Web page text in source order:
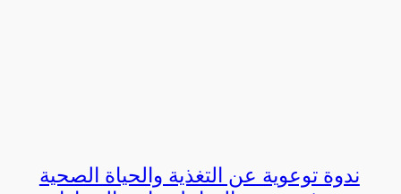
ندوة توعوية عن التغذية والحياة الصحية